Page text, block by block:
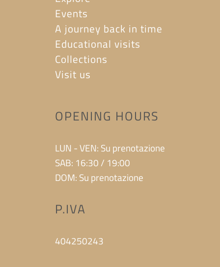
Events
A journey back in time
Educational visits
Collections
Visit us
OPENING HOURS
LUN - VEN: Su prenotazione
SAB: 16:30 / 19:00
DOM: Su prenotazione
P.IVA
404250243